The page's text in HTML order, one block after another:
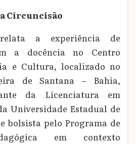
Circuncisão
a experiência de
a docência no Centro
e Cultura, localizado no
de Santana – Bahia,
da Licenciatura em
Universidade Estadual de
bolsista pelo Programa de
em contexto